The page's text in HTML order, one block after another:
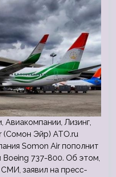
Авиакомпании, Лизинг,
(Сомон Эйр) ATO.ru
Somon Air пополнит
737-800. Об этом,
заявил на пресс-